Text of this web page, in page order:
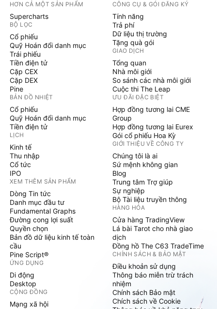
HƠN CẢ MỘT SẢN PHẨM
Supercharts
BỘ LỌC
Cổ phiếu
Quỹ Hoán đổi danh mục
Trái phiếu
Tiền điện tử
Cặp CEX
Cặp DEX
Pine
BẢN ĐỒ NHIỆT
Cổ phiếu
Quỹ Hoán đổi danh mục
Tiền điện tử
LỊCH
Kinh tế
Thu nhập
Cổ tức
IPO
XEM THÊM SẢN PHẨM
Dòng Tin tức
Danh mục đầu tư
Fundamental Graphs
Đường cong lợi suất
Quyền chọn
Bản đồ dữ liệu kinh tế toàn
cầu
Pine Script®
ỨNG DỤNG
Di động
Desktop
CỘNG ĐỒNG
Mạng xã hội
CÔNG CỤ & GÓI ĐĂNG KÝ
Tính năng
Trả phí
Dữ liệu thị trường
Tặng quà gói
GIAO DỊCH
Tổng quan
Nhà môi giới
So sánh các nhà môi giới
Cuộc thi The Leap
ƯU ĐÃI ĐẶC BIỆT
Hợp đồng tương lai CME
Group
Hợp đồng tương lai Eurex
Gói cổ phiếu Hoa Kỳ
GIỚI THIỆU VỀ CÔNG TY
Chúng tôi là ai
Sứ mệnh không gian
Blog
Trung tâm Trợ giúp
Sự nghiệp
Bộ Tài liệu truyền thông
HÀNG HÓA
Cửa hàng TradingView
Lá bài Tarot cho nhà giao
dịch
Đồng hồ The C63 TradeTime
CHÍNH SÁCH & BẢO MẬT
Điều khoản sử dụng
Thông báo miễn trừ trách
nhiệm
Chính sách Bảo mật
Chích sách về Cookie